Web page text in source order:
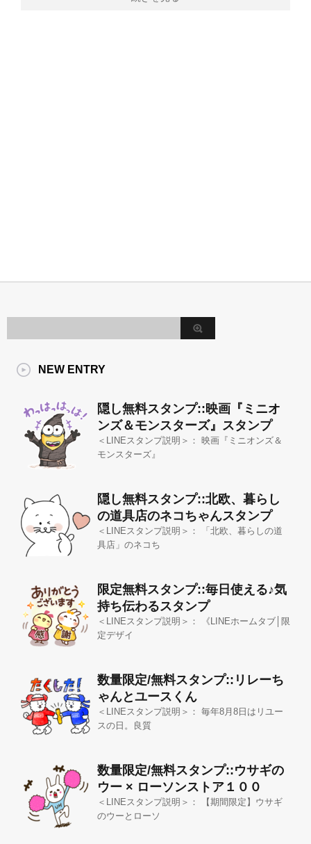
NEW ENTRY
隠し無料スタンプ::映画『ミニオ
ンズ＆モンスターズ』スタンプ
＜LINEスタンプ説明＞： 映画『ミニオンズ＆
モンスターズ』
隠し無料スタンプ::北欧、暮らし
の道具店のネコちゃんスタンプ
＜LINEスタンプ説明＞： 「北欧、暮らしの道
具店」のネコち
限定無料スタンプ::毎日使える♪気
持ち伝わるスタンプ
＜LINEスタンプ説明＞： 《LINEホームタブ│限
定デザイ
数量限定/無料スタンプ::リレーち
ゃんとユースくん
＜LINEスタンプ説明＞： 毎年8月8日はリユー
スの日。良質
数量限定/無料スタンプ::ウサギの
ウー × ローソンストア１００
＜LINEスタンプ説明＞： 【期間限定】ウサギ
のウーとローソ